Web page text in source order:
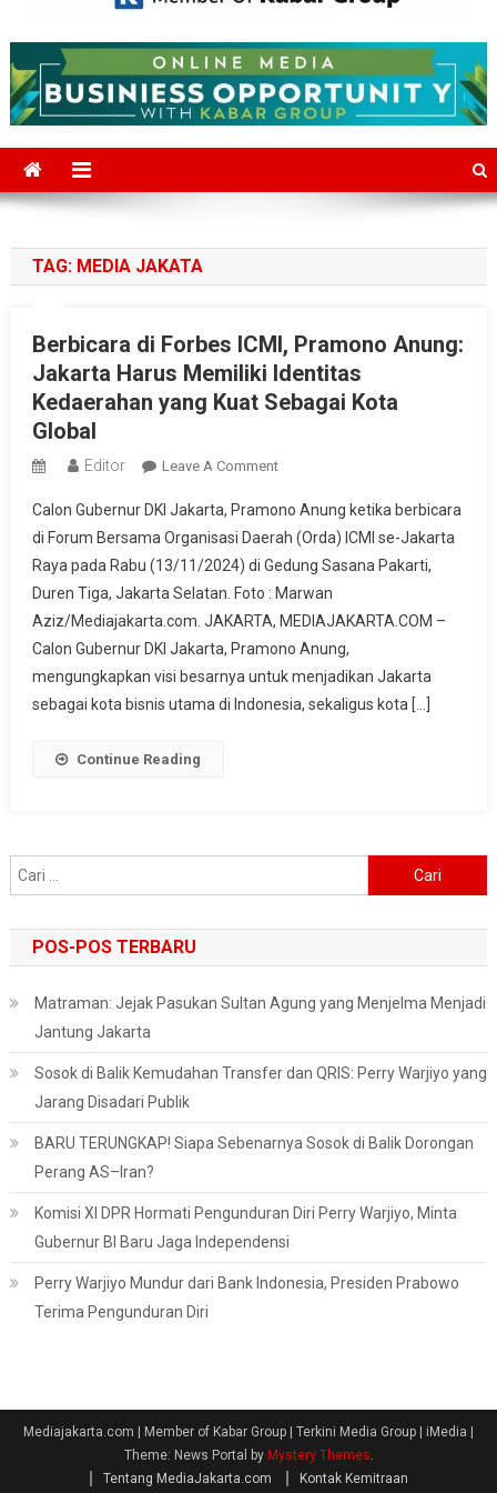
Mediajakarta.com
TAG: MEDIA JAKATA
Berbicara di Forbes ICMI, Pramono Anung:
Jakarta Harus Memiliki Identitas
Kedaerahan yang Kuat Sebagai Kota
Global
Editor Leave A CommentOn
Di
Forbes
ICMI,
Pramono
Anung:
Jakarta
Harus
Memiliki
Calon Gubernur DKI Jakarta, Pramono Anung ketika berbicara
di Forum Bersama Organisasi Daerah (Orda) ICMI se-Jakarta
Raya pada Rabu (13/11/2024) di Gedung Sasana Pakarti,
Duren Tiga, Jakarta Selatan. Foto : Marwan
Aziz/Mediajakarta.com. JAKARTA, MEDIAJAKARTA.COM –
Calon Gubernur DKI Jakarta, Pramono Anung,
mengungkapkan visi besarnya untuk menjadikan Jakarta
sebagai kota bisnis utama di Indonesia, sekaligus kota […]
Continue Reading
untuk:
POS-POS TERBARU
Matraman: Jejak Pasukan Sultan Agung yang Menjelma Menjadi
Jantung Jakarta
Sosok di Balik Kemudahan Transfer dan QRIS: Perry Warjiyo yang
Jarang Disadari Publik
BARU TERUNGKAP! Siapa Sebenarnya Sosok di Balik Dorongan
Perang AS–Iran?
Komisi XI DPR Hormati Pengunduran Diri Perry Warjiyo, Minta
Gubernur BI Baru Jaga Independensi
Perry Warjiyo Mundur dari Bank Indonesia, Presiden Prabowo
Terima Pengunduran Diri
Mediajakarta.com | Member of Kabar Group | Terkini Media Group | iMedia
Theme: News Portal by Mystery Themes.
Tentang MediaJakarta.com
Kontak Kemitraan